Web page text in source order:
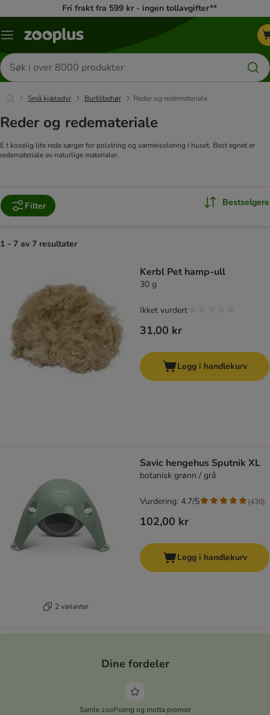
Fri frakt fra 599 kr - ingen tollavgifter**
Katalogmeny
Søk
etter
produkter
Små kjæledyr Burtilbehør Reder og redemateriale
Reder og redemateriale
E t koselig lite rede sørger for polstring og varmeisolering i huset. Best egnet er
redemateriale av naturlige materialer.
Filter Bestselgere
1 - 7 av 7 resultater
Kerbl Pet hamp-ull
30 g
31,00 kr
Ikket vurdert
Legg i handlekurv
2 varianter
Savic hengehus Sputnik XL
botanisk grønn / grå
102,00 kr
Vurdering: 4.7/5 (430)
Legg i handlekurv
Dine fordeler
Samle zooPoeng og motta premier